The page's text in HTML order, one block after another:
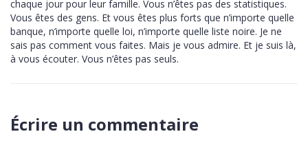
chaque jour pour leur famille. Vous n’êtes pas des statistiques.
Vous êtes des gens. Et vous êtes plus forts que n’importe quelle
banque, n’importe quelle loi, n’importe quelle liste noire. Je ne
sais pas comment vous faites. Mais je vous admire. Et je suis là,
à vous écouter. Vous n’êtes pas seuls.
Écrire un commentaire